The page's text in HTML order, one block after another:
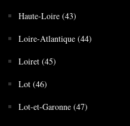
Haute-Loire (43)
Loire-Atlantique (44)
Loiret (45)
Lot (46)
Lot-et-Garonne (47)